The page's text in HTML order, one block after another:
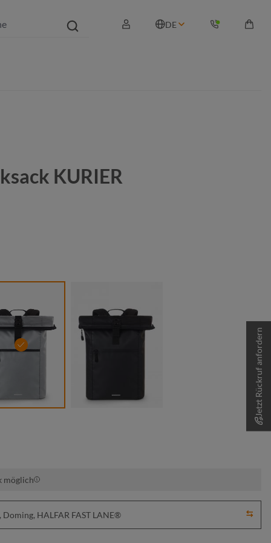
DE
KURIER
mittelgrau
möglich
HALFAR FAST LANE®
Jetzt Rückruf anfordern